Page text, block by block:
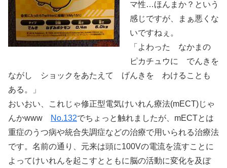
マ性…ほんまか？という
感じですが、まぁ悪くな
いですねぇ。
「よわった なかまの
ピカチュウに でんきを
ながし ショックをあたえて げんきを わけることも
ある。」
おいおい、これじゃ修正型電気けいれん療法(mECT)じゃ
んかwww
No.132でちょっと触れましたが、mECTとは
重症のうつ病や統合失調症などの治療で用いられる治療法
です。名前の通り、元来は頭に100Vの電流を流すことに
よってけいれんを起こすとともに脳の活動に変化を及ぼ